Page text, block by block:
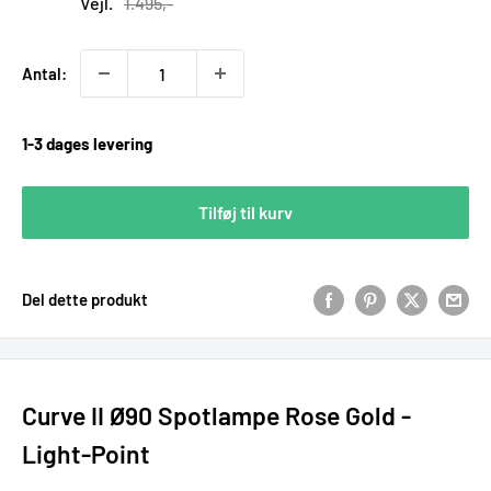
Antal:
1-3 dages levering
Tilføj til kurv
Del dette produkt
Curve II Ø90 Spotlampe Rose Gold -
Light-Point